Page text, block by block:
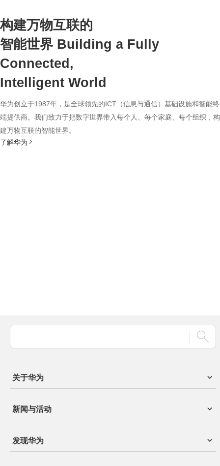
构建万物互联的
智能世界 Building a Fully
Connected,
Intelligent World
华为创立于1987年，是全球领先的ICT（信息与通信）基础设施和智能终
端提供商。我们致力于把数字世界带入每个人、每个家庭、每个组织，构
建万物互联的智能世界。
了解华为
关于华为
新闻与活动
发现华为